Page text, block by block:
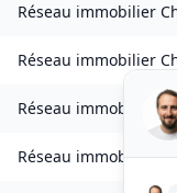
Réseau immobilier
Réseau immobilier
Réseau immobilier
Réseau immobilier